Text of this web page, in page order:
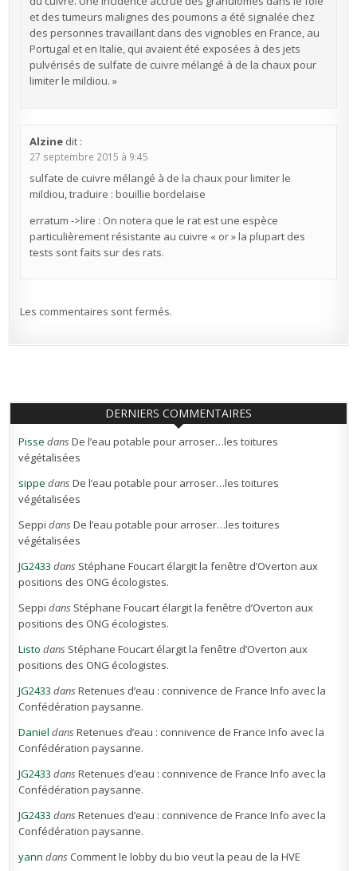
et des tumeurs malignes des poumons a été signalée chez
des personnes travaillant dans des vignobles en France, au
Portugal et en Italie, qui avaient été exposées à des jets
pulvérisés de sulfate de cuivre mélangé à de la chaux pour
limiter le mildiou. »
Alzine dit :
27 septembre 2015 à 9:45
sulfate de cuivre mélangé à de la chaux pour limiter le
mildiou, traduire : bouillie bordelaise
erratum ->lire : On notera que le rat est une espèce
particulièrement résistante au cuivre « or » la plupart des
tests sont faits sur des rats.
Les commentaires sont fermés.
DERNIERS COMMENTAIRES
Pisse dansDe l’eau potable pour arroser…les toitures
végétalisées
sippe dansDe l’eau potable pour arroser…les toitures
végétalisées
Seppi dansDe l’eau potable pour arroser…les toitures
végétalisées
JG2433 dans Stéphane Foucart élargit la fenêtre d’Overton aux
positions des ONG écologistes.
Seppi dans Stéphane Foucart élargit la fenêtre d’Overton aux
positions des ONG écologistes.
Listo dans Stéphane Foucart élargit la fenêtre d’Overton aux
positions des ONG écologistes.
JG2433 dansRetenues d’eau : connivence de France Info avec la
Confédération paysanne.
Daniel dansRetenues d’eau : connivence de France Info avec la
Confédération paysanne.
JG2433 dansRetenues d’eau : connivence de France Info avec la
Confédération paysanne.
JG2433 dansRetenues d’eau : connivence de France Info avec la
Confédération paysanne.
yann dans Comment le lobby du bio veut la peau de la HVE